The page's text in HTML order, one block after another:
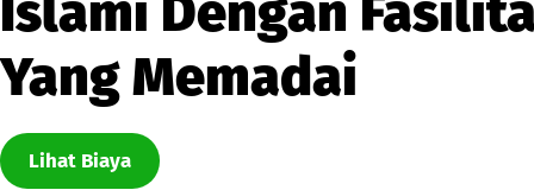
Yang Memadai
Lihat Biaya